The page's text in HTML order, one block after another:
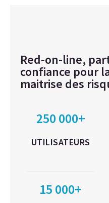
Red-on-line,
confiance pour
maitrise des
250 000+
UTILISATEURS
15 000+